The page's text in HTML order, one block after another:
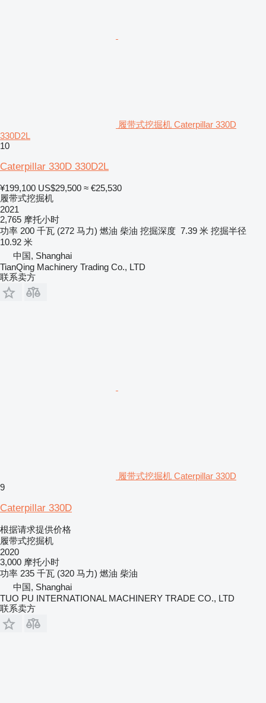
履带式挖掘机 Caterpillar 330D
330D2L
10
Caterpillar 330D 330D2L
¥199,100 US$29,500 ≈ €25,530
履带式挖掘机
2021
2,765 摩托小时
功率 200 千瓦 (272 马力) 燃油 柴油 挖掘深度 7.39 米 挖掘半径
10.92 米
中国, Shanghai
TianQing Machinery Trading Co., LTD
联系卖方
履带式挖掘机 Caterpillar 330D
9
Caterpillar 330D
根据请求提供价格
履带式挖掘机
2020
3,000 摩托小时
功率 235 千瓦 (320 马力) 燃油 柴油
中国, Shanghai
TUO PU INTERNATIONAL MACHINERY TRADE CO., LTD
联系卖方